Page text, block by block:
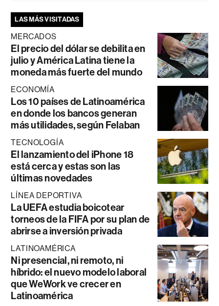
LAS MÁS VISITADAS
MERCADOS
El precio del dólar se debilita en
julio y América Latina tiene la
moneda más fuerte del mundo
ECONOMÍA
Los 10 países de Latinoamérica
en donde los bancos generan
más utilidades, según Felaban
TECNOLOGÍA
El lanzamiento del iPhone 18
está cerca y estas son las
últimas novedades
LÍNEA DEPORTIVA
La UEFA estudia boicotear
torneos de la FIFA por su plan de
abrirse a inversión privada
LATINOAMÉRICA
Ni presencial, ni remoto, ni
híbrido: el nuevo modelo laboral
que WeWork ve crecer en
Latinoamérica